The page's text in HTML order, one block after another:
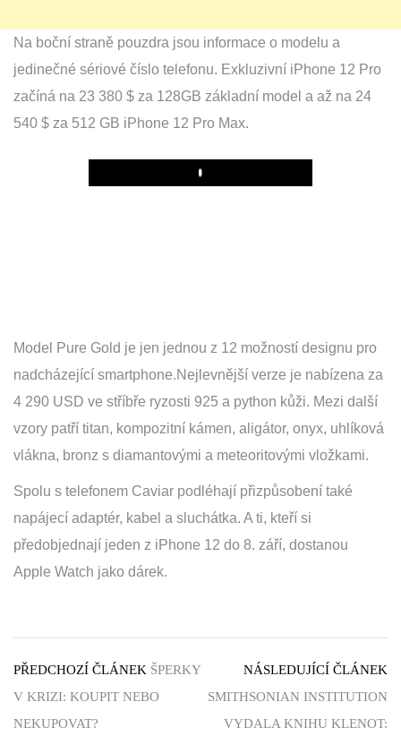
Na boční straně pouzdra jsou informace o modelu a
jedinečné sériové číslo telefonu. Exkluzivní iPhone 12 Pro
začíná na 23 380 $ za 128GB základní model a až na 24
540 $ za 512 GB iPhone 12 Pro Max.
Play
Model Pure Gold je jen jednou z 12 možností designu pro
nadcházející smartphone.Nejlevnější verze je nabízena za
4 290 USD ve stříbře ryzosti 925 a python kůži. Mezi další
vzory patří titan, kompozitní kámen, aligátor, onyx, uhlíková
vlákna, bronz s diamantovými a meteoritovými vložkami.
Spolu s telefonem Caviar podléhají přizpůsobení také
napájecí adaptér, kabel a sluchátka. A ti, kteří si
předobjednají jeden z iPhone 12 do 8. září, dostanou
Apple Watch jako dárek.
PŘEDCHOZÍ ČLÁNEK ŠPERKY
V KRIZI: KOUPIT NEBO
NEKUPOVAT?
NÁSLEDUJÍCÍ ČLÁNEK
SMITHSONIAN INSTITUTION
VYDALA KNIHU KLENOT: